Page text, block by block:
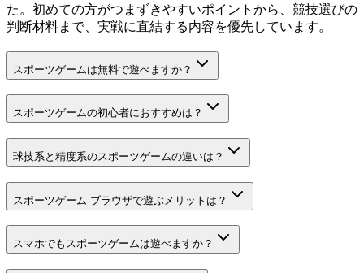
た。初めての方がつまずきやすいポイントから、競技選びの
判断材料まで、実戦に直結する内容を優先しています。
スポーツゲームは無料で遊べますか？
スポーツゲームの初心者におすすめは？
球技系と精度系のスポーツゲームの違いは？
スポーツゲーム ブラウザで遊ぶメリットは？
スマホでもスポーツゲームは遊べますか？